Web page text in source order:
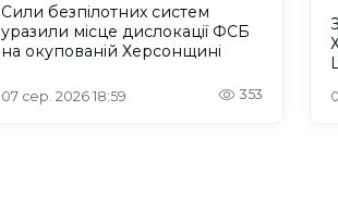
Сили безпілотних систем
уразили місце дислокації ФСБ
на окупованій Херсонщині
07 сер. 2026 18:59 353